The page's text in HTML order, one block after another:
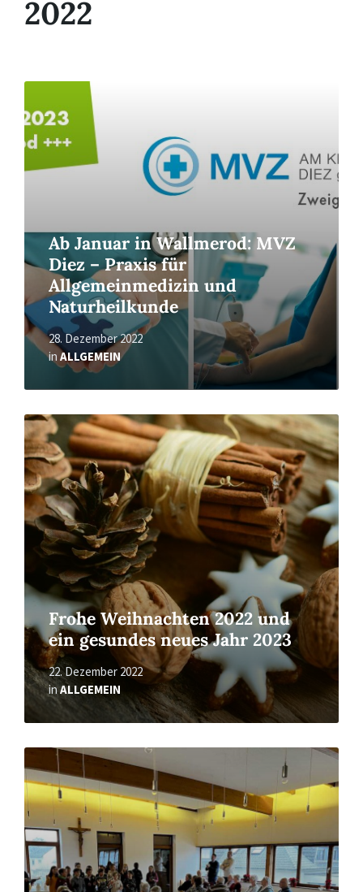
2022
Ab Januar in Wallmerod: MVZ
Diez – Praxis für
Allgemeinmedizin und
Naturheilkunde
28. Dezember 2022
in ALLGEMEIN
Read
Frohe Weihnachten 2022 und
ein gesundes neues Jahr 2023
22. Dezember 2022
inALLGEMEIN
Read
More
Read
More